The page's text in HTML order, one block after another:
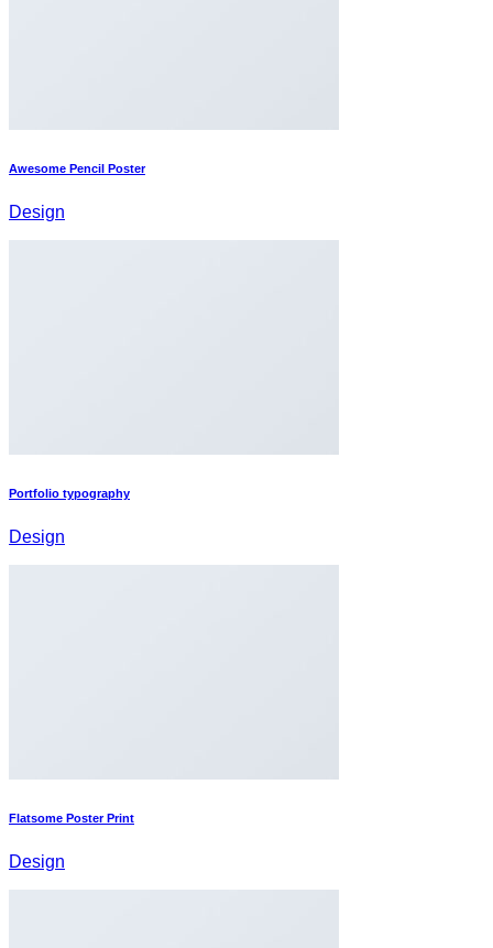
Awesome Pencil Poster
Design
Portfolio typography
Design
Flatsome Poster Print
Design